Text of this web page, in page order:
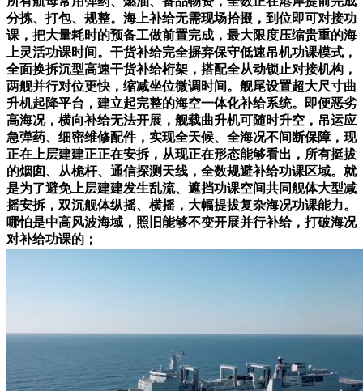
分拣、打包、规整。海上补给无需现场拾掇，到位即可对接功
课，把大量耗时的预备工做前置完成，最大限度压缩贵重的海
上灵活功课时间。干货补给完全摒弃保守低速吊机功课模式，
全面换拆沉型高速干货补给桁架，搭配全从动锁止对接机构，
两舰并行对位更快，缩减坐位微调时间。舰尾设置超大尺寸曲
升机起降平台，建立起完整的海空一体化补给系统。即便恶劣
高海况，横向补给无法开展，舰载曲升机可随时升空，吊运应
急弹药、细密维修配件，实现全天候、全海况不间断保障，现
正在上层建建正正在安拆，从现正在形态能够看出，所有挺拔
的烟囱、从桅杆、通信探测天线，全数规避补给功课区域。就
是为了避免上层建建发生乱流、遮挡功课空间共同舰体大型减
摇安拆，双沉舰体纵摇、横摇，大幅提拔复杂海况功课能力。
哪怕是中高风波海域，照旧能够不变开展并行补给，打破海况
对补给功课的；